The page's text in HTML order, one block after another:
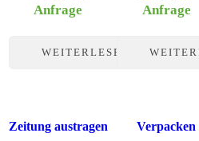
Anfrage
WEITERLESEN
Anfrage
Zeitung austragen Verpacken